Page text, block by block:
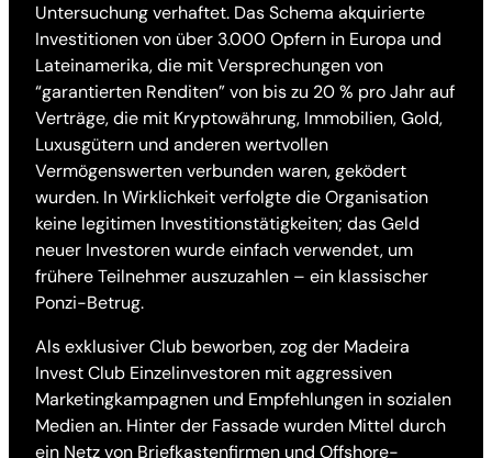
Untersuchung verhaftet. Das Schema akquirierte
Investitionen von über 3.000 Opfern in Europa und
Lateinamerika, die mit Versprechungen von
“garantierten Renditen” von bis zu 20 % pro Jahr auf
Verträge, die mit Kryptowährung, Immobilien, Gold,
Luxusgütern und anderen wertvollen
Vermögenswerten verbunden waren, geködert
wurden. In Wirklichkeit verfolgte die Organisation
keine legitimen Investitionstätigkeiten; das Geld
neuer Investoren wurde einfach verwendet, um
frühere Teilnehmer auszuzahlen – ein klassischer
Ponzi-Betrug.
Als exklusiver Club beworben, zog der Madeira
Invest Club Einzelinvestoren mit aggressiven
Marketingkampagnen und Empfehlungen in sozialen
Medien an. Hinter der Fassade wurden Mittel durch
ein Netz von Briefkastenfirmen und Offshore-